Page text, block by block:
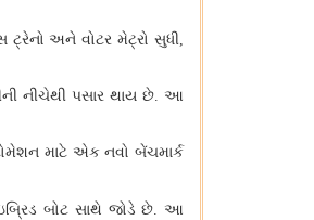
ટ્રેનો અને વોટર મેટ્રો સુધી,
નીચેથી પસાર થાય છે.આ
માટે એક નવો બેંચમાર્ક
બોટ સાથે જોડે છે.આ